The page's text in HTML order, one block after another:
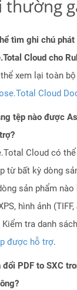
thường
tìm ghi chú phát
Cloud cho
xem lại toàn
Cloud
tệp nào được
Cloud có
từ bất kỳ dòng
sản phẩm nào
hình ảnh
Kiểm tra danh
được hỗ trợ.
đổi PDF to SXC